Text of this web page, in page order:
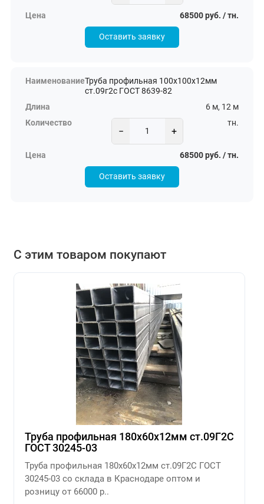
68500 руб. / тн.
Оставить заявку
Труба профильная 100х100х12мм
ст.09г2с ГОСТ 8639-82
6 м, 12 м
− +
тн.
68500 руб. / тн.
Оставить заявку
С этим товаром покупают
Труба профильная 180х60х12мм ст.09Г2С
ГОСТ 30245-03
Труба профильная 180х60х12мм ст.09Г2С ГОСТ
30245-03 со склада в Краснодаре оптом и
розницу от 66000 р..